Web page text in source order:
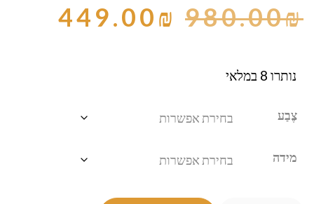
980.00₪
449.00₪
נותרו 8 במלאי
צֶבַע
מידה